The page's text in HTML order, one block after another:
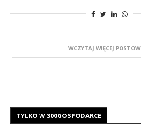
WCZYTAJ WIĘCEJ POSTÓW
TYLKO W 300GOSPODARCE